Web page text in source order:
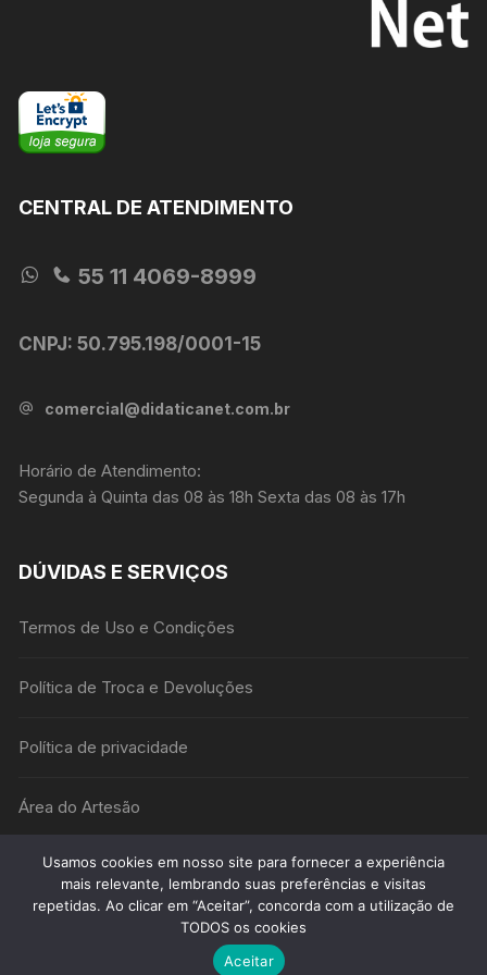
CENTRAL DE ATENDIMENTO
55 11 4069-8999
CNPJ: 50.795.198/0001-15
comercial@didaticanet.com.br
Horário de Atendimento:
Segunda à Quinta das 08 às 18h Sexta das 08 às 17h
DÚVIDAS E SERVIÇOS
Termos de Uso e Condições
Política de Troca e Devoluções
Política de privacidade
Área do Artesão
Didática Net - Todos os Direitos Reservados Desenvolvido
Podemos te ajudar?
Usamos cookies em nosso site para fornecer a experiência
mais relevante, lembrando suas preferências e visitas
repetidas. Ao clicar em “Aceitar”, concorda com a utilização de
TODOS os cookies
Aceitar